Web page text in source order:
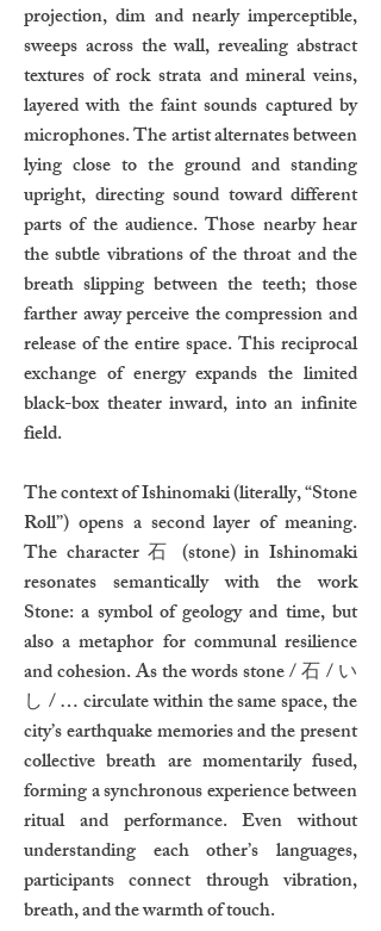
projection, dim and nearly imperceptible,
sweeps across the wall, revealing abstract
textures of rock strata and mineral veins,
layered with the faint sounds captured by
microphones. The artist alternates between
lying close to the ground and standing
upright, directing sound toward different
parts of the audience. Those nearby hear
the subtle vibrations of the throat and the
breath slipping between the teeth; those
farther away perceive the compression and
release of the entire space. This reciprocal
exchange of energy expands the limited
black-box theater inward, into an infinite
field.
The context of Ishinomaki (literally, “Stone
Roll”) opens a second layer of meaning.
The character 石 (stone) in Ishinomaki
resonates semantically with the work
Stone: a symbol of geology and time, but
also a metaphor for communal resilience
and cohesion. As the words stone / 石 / い
し / … circulate within the same space, the
city’s earthquake memories and the present
collective breath are momentarily fused,
forming a synchronous experience between
ritual and performance. Even without
understanding each other’s languages,
participants connect through vibration,
breath, and the warmth of touch.